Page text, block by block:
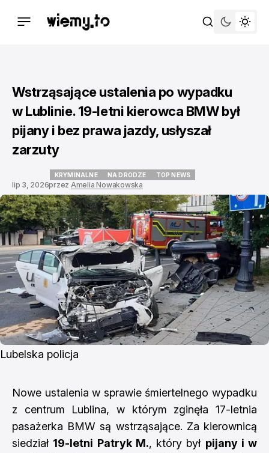
Wstrząsające ustalenia po wypadku
w Lublinie. 19-letni kierowca BMW był
pijany i bez prawa jazdy, usłyszał
zarzuty
KRYMINALNE NA DRODZE TOP NEWS
lip 3, 2026przez Amelia Nowakowska
Lubelska policja
Nowe ustalenia w sprawie śmiertelnego wypadku
z centrum Lublina, w którym zginęła 17-letnia
pasażerka BMW są wstrząsające. Za kierownicą
siedział 19-letni Patryk M., który był pijany i w